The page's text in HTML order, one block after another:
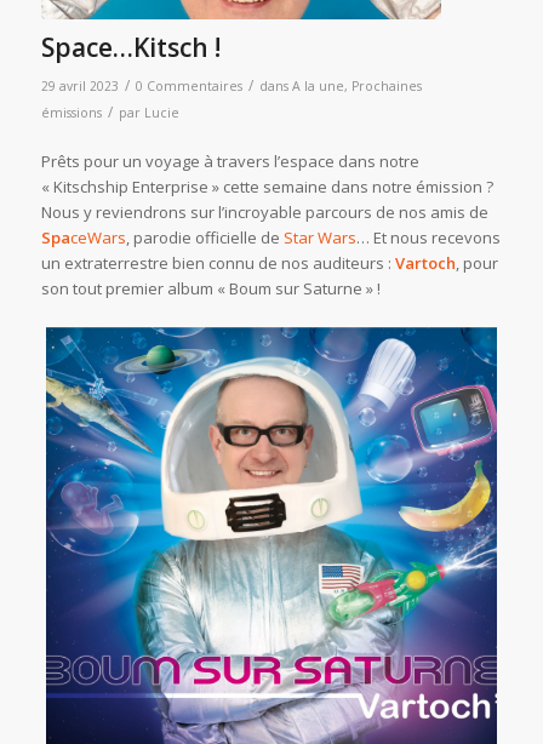
Space…Kitsch !
29 avril 2023 / 0 Commentaires / dans A la une, Prochaines
émissions / par Lucie
Prêts pour un voyage à travers l’espace dans notre
« Kitschship Enterprise » cette semaine dans notre émission ?
Nous y reviendrons sur l’incroyable parcours de nos amis de
SpaceWars, parodie officielle de Star Wars… Et nous recevons
un extraterrestre bien connu de nos auditeurs : Vartoch, pour
son tout premier album « Boum sur Saturne » !